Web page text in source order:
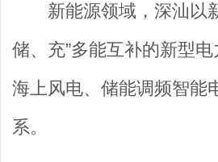
新能源领域，深汕以
储、充”多能互补的新型
海上风电、储能调频智能
系。